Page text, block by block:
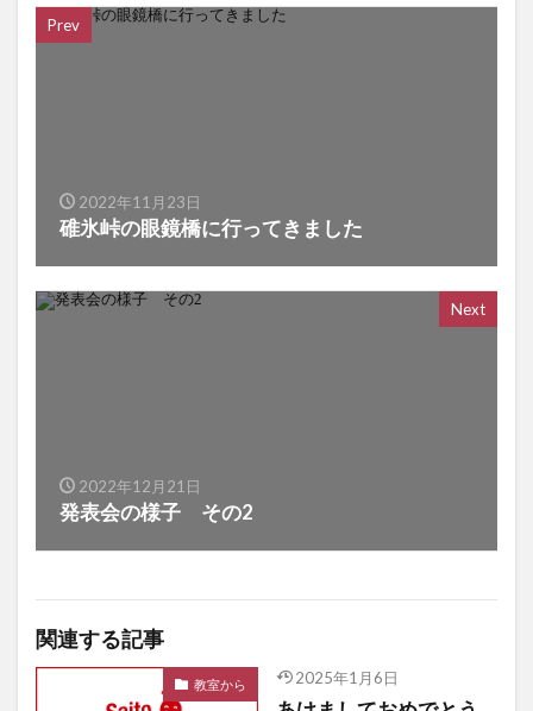
Prev
2022年11月23日
碓氷峠の眼鏡橋に行ってきました
Next
2022年12月21日
発表会の様子 その2
関連する記事
教室から 2025年1月6日